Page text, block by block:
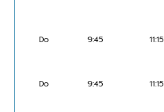
Do 9:45 11:15
Do 9:45 11:15